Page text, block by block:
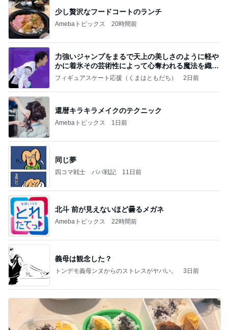
少し贅沢なフードコートのランチ
Amebaトピックス 20時間前
力強いジャンプをまるで天上の美しさのように軽や
かに着氷その芸術性によって心奪われる魔法を織り
なす
フィギュアスケート応援（くまはともだち） 2日前
還暦キラキラメイクのテクニック
Amebaトピックス 1日前
同じ夢
四コマ戦士 パパ戦記 11日前
北斗 前が見えないほど曇るメガネ
Amebaトピックス 22時間前
義母は観念した？
トンデモ義母ンヌからのストレスがヤバい。 3日前